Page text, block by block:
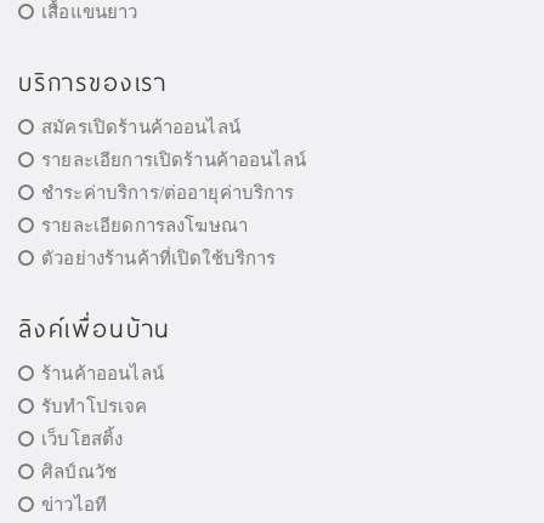
เสื้อแขนยาว
บริการของเรา
สมัครเปิดร้านค้าออนไลน์
รายละเอียการเปิดร้านค้าออนไลน์
ชำระค่าบริการ/ต่ออายุค่าบริการ
รายละเอียดการลงโฆษณา
ตัวอย่างร้านค้าที่เปิดใช้บริการ
ลิงค์เพื่อนบ้าน
ร้านค้าออนไลน์
รับทำโปรเจค
เว็บโฮสติ้ง
ศิลป์ณวัช
ข่าวไอที